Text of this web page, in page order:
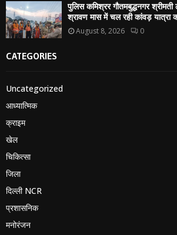
पुलिस कमिश्रर गौतमबुद्धनगर श्रीमती
श्रावण मास में चल रही कांवड़ यात्रा
August 8, 2026 0
CATEGORIES
Uncategorized
आध्यात्मिक
क्राइम
खेल
चिकित्सा
जिला
दिल्ली NCR
प्रशासनिक
मनोरंजन